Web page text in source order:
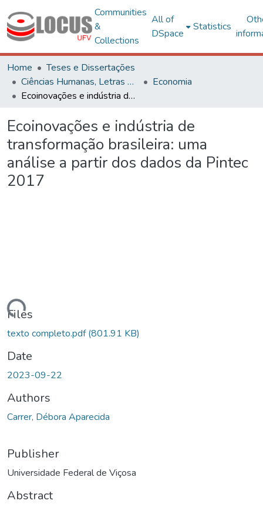
Communities
&
Collections
All of
DSpace
Statistics
Home
Teses e Dissertações
Ciências Humanas, Letras e Artes
Economia
Ecoinovações e indústria de transformação brasileira: uma análise a partir dos dados da Pintec 2017
Ecoinovações e indústria de
transformação brasileira: uma
análise a partir dos dados da Pintec
2017
Files
texto completo.pdf(801.91 KB)
Date
2023-09-22
Authors
Carrer, Débora Aparecida
Publisher
Universidade Federal de Viçosa
Abstract